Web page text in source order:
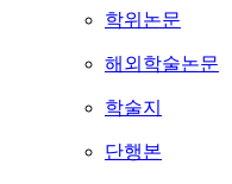
학위논문
해외학술논문
학술지
단행본